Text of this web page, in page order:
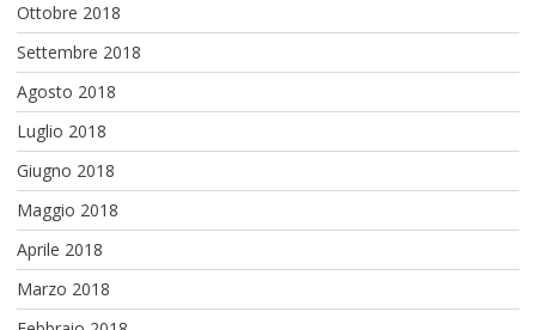
Ottobre 2018
Settembre 2018
Agosto 2018
Luglio 2018
Giugno 2018
Maggio 2018
Aprile 2018
Marzo 2018